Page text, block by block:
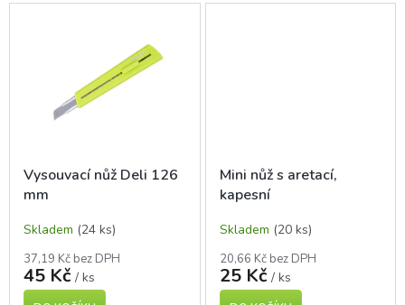
Vysouvací nůž Deli 126
mm
Skladem (24 ks)
37,19 Kč bez DPH
45 Kč / ks
Mini nůž s aretací,
kapesní
Skladem (20 ks)
20,66 Kč bez DPH
25 Kč / ks